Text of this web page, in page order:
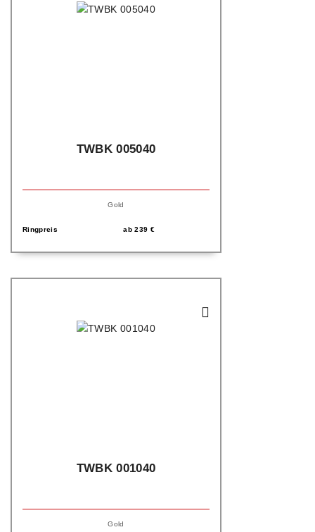
TWBK 005040
Gold
Ringpreis ab239 €
TWBK 001040
Gold